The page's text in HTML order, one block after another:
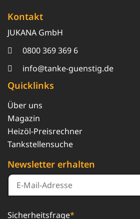
Kontakt
JUKANA GmbH
0800 369 369 6
info@tanke-guenstig.de
Quicklinks
Über uns
Magazin
Heizöl-Preisrechner
Tankstellensuche
Newsletter erhalten
Sicherheitsfrage*